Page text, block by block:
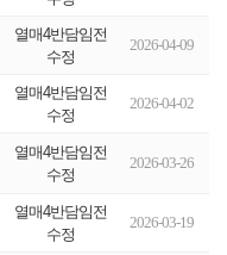
열매4반담임전
수정
2026-04-09
열매4반담임전
수정
2026-04-02
열매4반담임전
수정
2026-03-26
열매4반담임전
수정
2026-03-19